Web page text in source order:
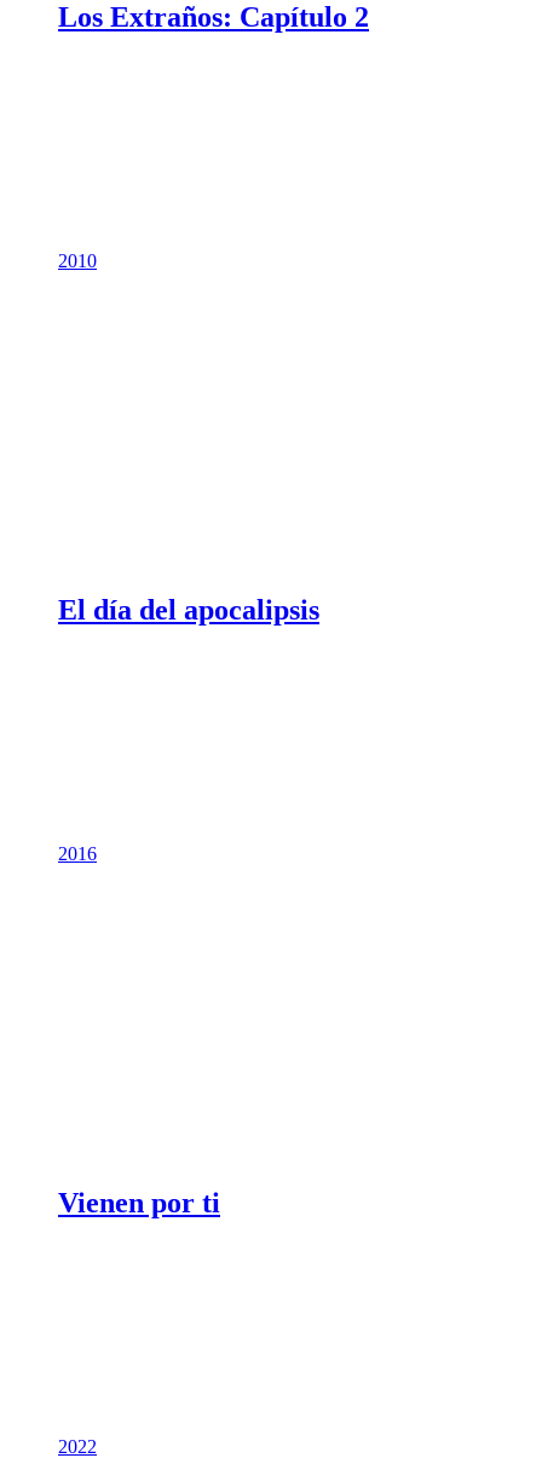
Los Extraños: Capítulo 2
2010
El día del apocalipsis
2016
Vienen por ti
2022